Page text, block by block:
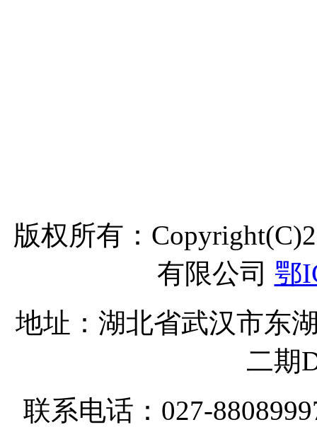
版权所有：
有限公司 鄂
地址：湖北省武汉市东
二期
联系电话：027-